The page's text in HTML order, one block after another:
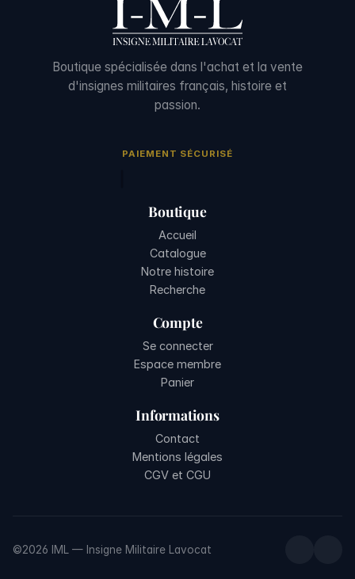
Boutique spécialisée dans l'achat et la vente
d'insignes militaires français, histoire et
passion.
PAIEMENT SÉCURISÉ
Boutique
Accueil
Catalogue
Notre histoire
Recherche
Compte
Se connecter
Espace membre
Panier
Informations
Contact
Mentions légales
CGV et CGU
©2026 IML — Insigne Militaire Lavocat